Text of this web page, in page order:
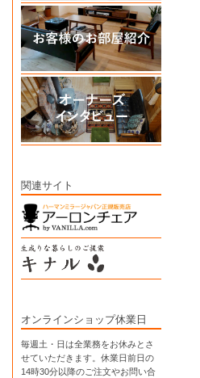
関連サイト
オンラインショップ休業日
毎週土・日は全業務をお休みとさ
せていただきます。休業日前日の
14時30分以降のご注文やお問い合